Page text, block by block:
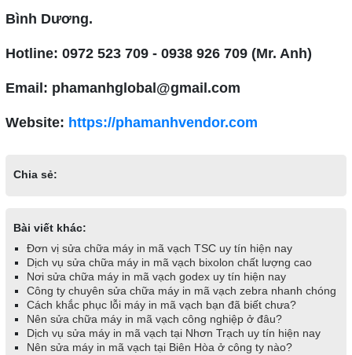
Bình Dương.
Hotline: 0972 523 709 - 0938 926 709 (Mr. Anh)
Email: phamanhglobal@gmail.com
Website: https://phamanhvendor.com
Chia sẻ:
Bài viết khác:
Đơn vị sửa chữa máy in mã vạch TSC uy tín hiện nay
Dịch vụ sửa chữa máy in mã vạch bixolon chất lượng cao
Nơi sửa chữa máy in mã vạch godex uy tín hiện nay
Công ty chuyên sửa chữa máy in mã vạch zebra nhanh chóng
Cách khắc phục lỗi máy in mã vạch bạn đã biết chưa?
Nên sửa chữa máy in mã vạch công nghiệp ở đâu?
Dịch vụ sửa máy in mã vạch tại Nhơn Trạch uy tín hiện nay
Nên sửa máy in mã vạch tại Biên Hòa ở công ty nào?